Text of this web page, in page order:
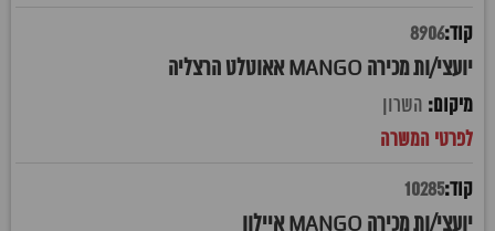
8906
יועצי/ות מכירה MANGO אאוטלט הרצליה
השרון
10285
יועצי/ות מכירה MANGO איילון